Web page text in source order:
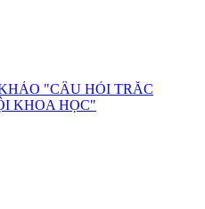
"CÂU HỎI TRẮC
KHOA HỌC"